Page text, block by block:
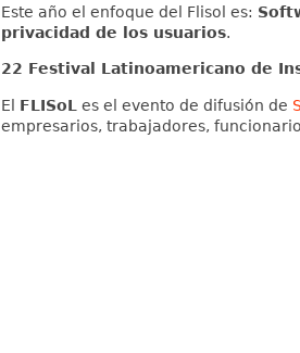
Este año el enfoque del Flisol es:
privacidad de los usuarios.
22 Festival Latinoamericano de
El FLISoL es el evento de difusión de
empresarios, trabajadores,